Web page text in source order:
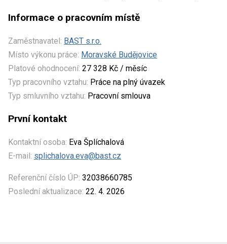
Informace o pracovním místě
Zaměstnavatel: BAST s.r.o.
Místo výkonu práce: Moravské Budějovice
Platové ohodnocení: 27 328 Kč / měsíc
Typ pracovního vztahu: Práce na plný úvazek
Typ smluvního vztahu: Pracovní smlouva
První kontakt
Kontaktní osoba: Eva Šplíchalová
E-mail: splichalova.eva@bast.cz
Referenční číslo ÚP: 32038660785
Poslední aktualizace: 22. 4. 2026